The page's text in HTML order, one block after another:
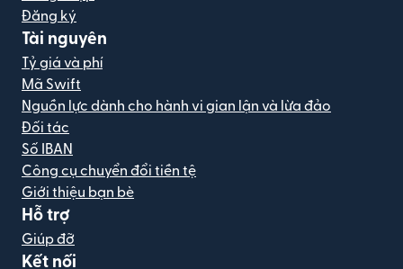
Đăng ký
Tài nguyên
Tỷ giá và phí
Mã Swift
Nguồn lực dành cho hành vi gian lận và lừa đảo
Đối tác
Số IBAN
Công cụ chuyển đổi tiền tệ
Giới thiệu bạn bè
Hỗ trợ
Giúp đỡ
Kết nối